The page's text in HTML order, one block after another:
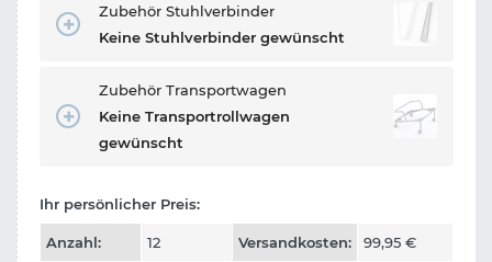
Zubehör Stuhlverbinder
Keine Stuhlverbinder gewünscht
Zubehör Transportwagen
Keine Transportrollwagen
gewünscht
Ihr persönlicher Preis:
Anzahl: 12 Versandkosten: 99,95 €